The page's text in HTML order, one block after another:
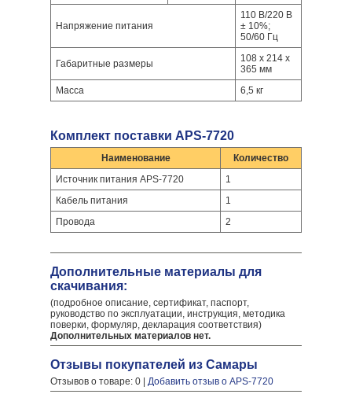
Напряжение питания
110 В/220 В
± 10%;
50/60 Гц
Габаритные размеры
108 х 214 х
365 мм
Масса
6,5 кг
Комплект поставки APS-7720
Наименование
Количество
Источник питания APS-7720
1
Кабель питания
1
Провода
2
Дополнительные материалы для
скачивания:
(подробное описание, сертификат, паспорт,
руководство по эксплуатации, инструкция, методика
поверки, формуляр, декларация соответствия)
Дополнительных материалов нет.
Отзывы покупателей из Самары
Отзывов о товаре: 0 | Добавить отзыв о APS-7720